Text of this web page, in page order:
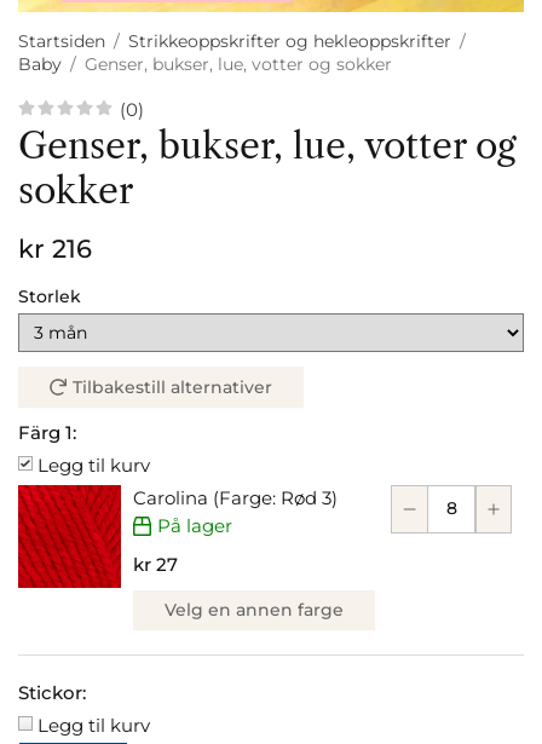
Startsiden / Strikkeoppskrifter og hekleoppskrifter /
Baby / Genser, bukser, lue, votter og sokker
(0)
Genser, bukser, lue, votter og
sokker
kr 216
Storlek
Tilbakestill alternativer
Färg 1:
Legg til kurv
Carolina (Farge: Rød 3)
På lager
kr 27
Velg en annen farge
Stickor:
Legg til kurv